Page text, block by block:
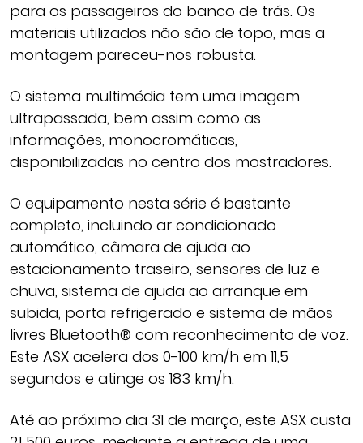
para os passageiros do banco de trás. Os
materiais utilizados não são de topo, mas a
montagem pareceu-nos robusta.
O sistema multimédia tem uma imagem
ultrapassada, bem assim como as
informações, monocromáticas,
disponibilizadas no centro dos mostradores.
O equipamento nesta série é bastante
completo, incluindo ar condicionado
automático, câmara de ajuda ao
estacionamento traseiro, sensores de luz e
chuva, sistema de ajuda ao arranque em
subida, porta refrigerado e sistema de mãos
livres Bluetooth® com reconhecimento de voz.
Este ASX acelera dos 0-100 km/h em 11,5
segundos e atinge os 183 km/h.
Até ao próximo dia 31 de março, este ASX custa